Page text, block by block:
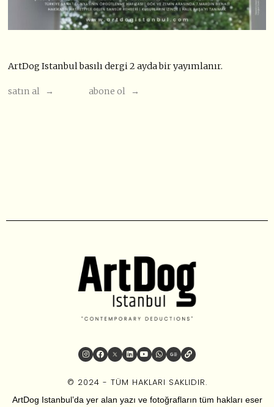
ArtDog Istanbul basılı dergi 2 ayda bir yayımlanır.
satın al → abone ol →
© 2024 - TÜM HAKLARI SAKLIDIR.
ArtDog Istanbul’da yer alan yazı ve fotoğrafların tüm hakları eser